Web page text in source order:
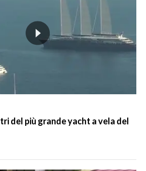
del più grande yacht a vela del